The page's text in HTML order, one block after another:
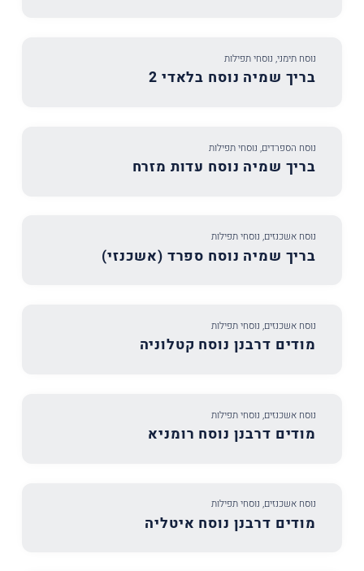
נוסח תימני, נוסחי תפילות
בריך שמיה נוסח בלאדי 2
נוסח הספרדים, נוסחי תפילות
בריך שמיה נוסח עדות מזרח
נוסח אשכנזים, נוסחי תפילות
בריך שמיה נוסח ספרד (אשכנזי)
נוסח אשכנזים, נוסחי תפילות
מודים דרבנן נוסח קטלוניה
נוסח אשכנזים, נוסחי תפילות
מודים דרבנן נוסח רומניא
נוסח אשכנזים, נוסחי תפילות
מודים דרבנן נוסח איטליה